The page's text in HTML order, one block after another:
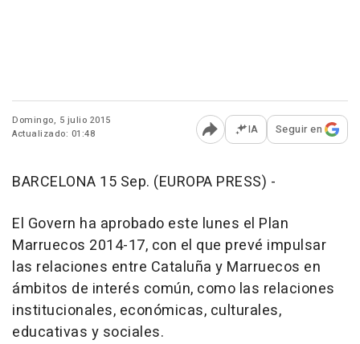
Domingo, 5 julio 2015
Actualizado: 01:48
Abrir opciones para
IA Seguir en
BARCELONA 15 Sep. (EUROPA PRESS) -
El Govern ha aprobado este lunes el Plan
Marruecos 2014-17, con el que prevé impulsar
las relaciones entre Cataluña y Marruecos en
ámbitos de interés común, como las relaciones
institucionales, económicas, culturales,
educativas y sociales.